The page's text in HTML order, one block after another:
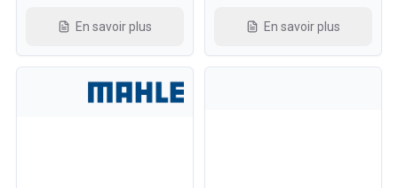
Transmission
Commande des gaz
Châssis & Direction
Chauffage & Climatisation
En savoir plus En savoir plus